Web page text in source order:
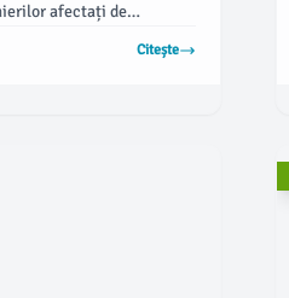
afectați de
Această sumă este
cu alte state
Citește